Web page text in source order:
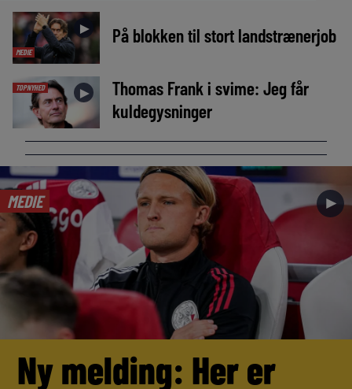
MEDIE
► På blokken til stort landstrænerjob
TOPNYHED ►
Thomas Frank i svime: Jeg får
kuldegysninger
MEDIE ►
Ny melding: Her er